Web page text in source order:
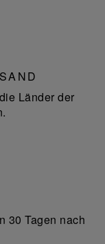
Länder der
30 Tagen nach